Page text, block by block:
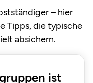
– hier
Tipps, die typische
absichern.
ist